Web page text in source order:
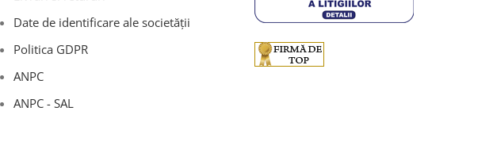
Date de identificare ale societății
Politica GDPR
ANPC
ANPC - SAL